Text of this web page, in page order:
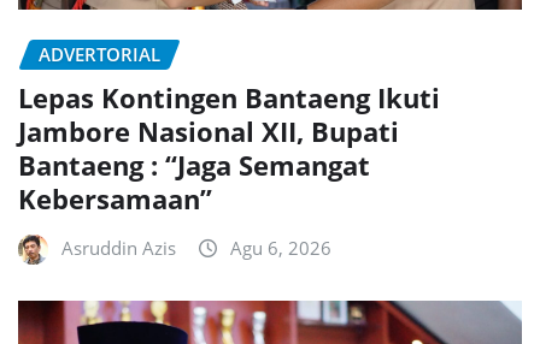
ADVERTORIAL
Lepas Kontingen Bantaeng Ikuti
Jambore Nasional XII, Bupati
Bantaeng : “Jaga Semangat
Kebersamaan”
Asruddin Azis Agu 6, 2026